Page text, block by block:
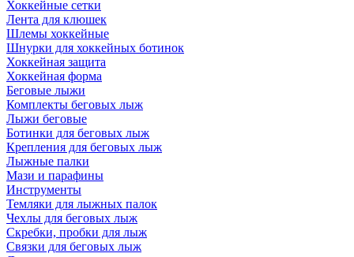
Хоккейные сетки
Лента для клюшек
Шлемы хоккейные
Шнурки для хоккейных ботинок
Хоккейная защита
Хоккейная форма
Беговые лыжи
Комплекты беговых лыж
Лыжи беговые
Ботинки для беговых лыж
Крепления для беговых лыж
Лыжные палки
Мази и парафины
Инструменты
Темляки для лыжных палок
Чехлы для беговых лыж
Скребки, пробки для лыж
Связки для беговых лыж